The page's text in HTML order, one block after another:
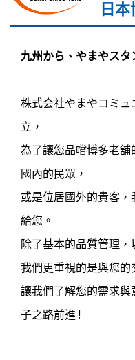
日
九州から、やまやスタ
株式会社やまやコミ
立，
為了讓您品嚐博多老
國內的民眾，
或是位居國外的貴客
給您。
除了基本的品質管理，
我們更重視的是與您的
讓我們了解您的需求
子之路前進 !